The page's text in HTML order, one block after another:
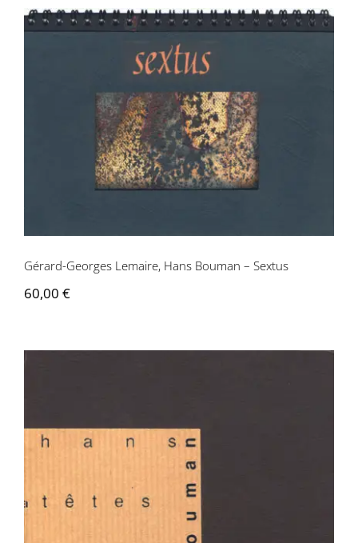
Gérard-Georges Lemaire, Hans Bouman
– Sextus
Gérard-Georges Lemaire, Hans Bouman – Sextus
60,00 €